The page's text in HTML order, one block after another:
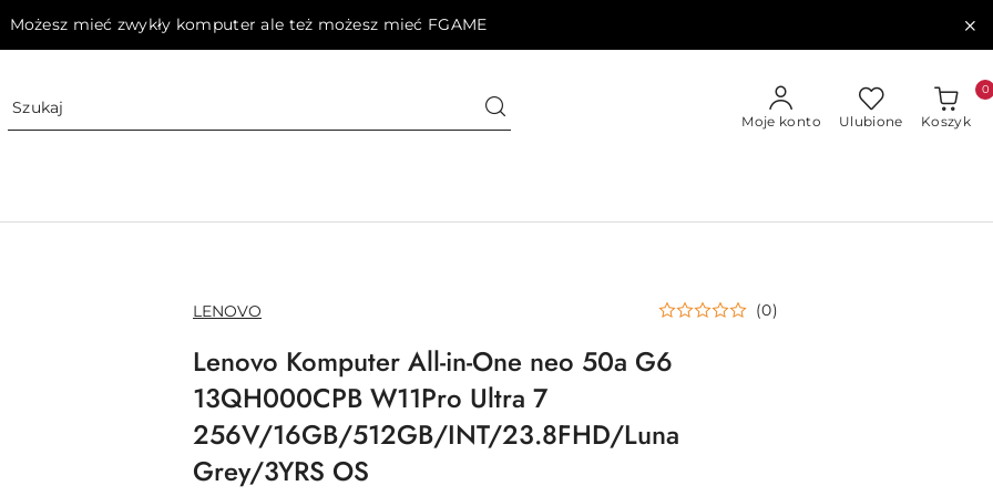
Możesz mieć zwykły komputer ale też możesz mieć FGAME
Moje konto Ulubione Koszyk
0
NAZWA
PRODUCENTA:
LENOVO (0)
Lenovo Komputer All-in-One neo 50a G6
13QH000CPB W11Pro Ultra 7
256V/16GB/512GB/INT/23.8FHD/Luna
Grey/3YRS OS